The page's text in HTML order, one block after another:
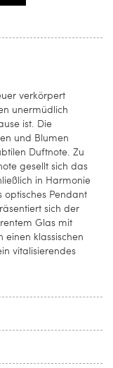
verkörpert
unermüdlich
ist. Die
und Blumen
Duftnote. Zu
gesellt sich das
in Harmonie
optisches Pendant
sich der
Glas mit
klassischen
vitalisierendes